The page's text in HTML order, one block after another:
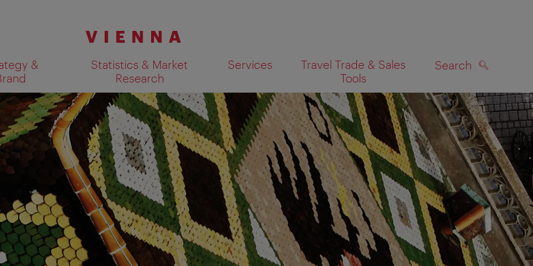
&
Statistics & Market
Research
Services
Travel Trade & Sales
Tools
Search
Show search results on map SEARCH